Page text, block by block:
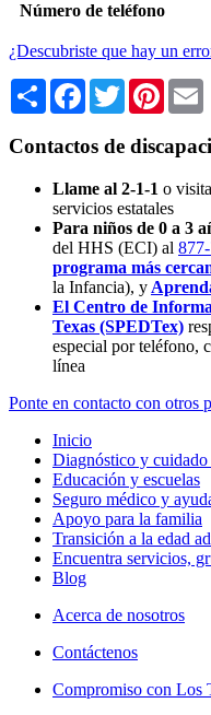
Número de teléfono
¿Descubriste que hay un
Share Facebook
Twitter
Contactos de
Llame al 2-1-1 o
servicios estatales
Para niños de 0 a 3
del HHS (ECI) al
programa más
la Infancia), y
El Centro de
Texas (SPEDTex)
especial por teléfono,
línea
Ponte en contacto con otros
Inicio
Diagnóstico y cuidado
Educación y escuelas
Seguro médico y
Apoyo para la familia
Transición a la edad
Encuentra servicios,
Blog
Acerca de nosotros
Contáctenos
Compromiso con Los